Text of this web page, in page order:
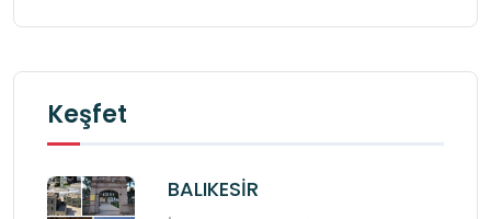
Keşfet
BALIKESİR